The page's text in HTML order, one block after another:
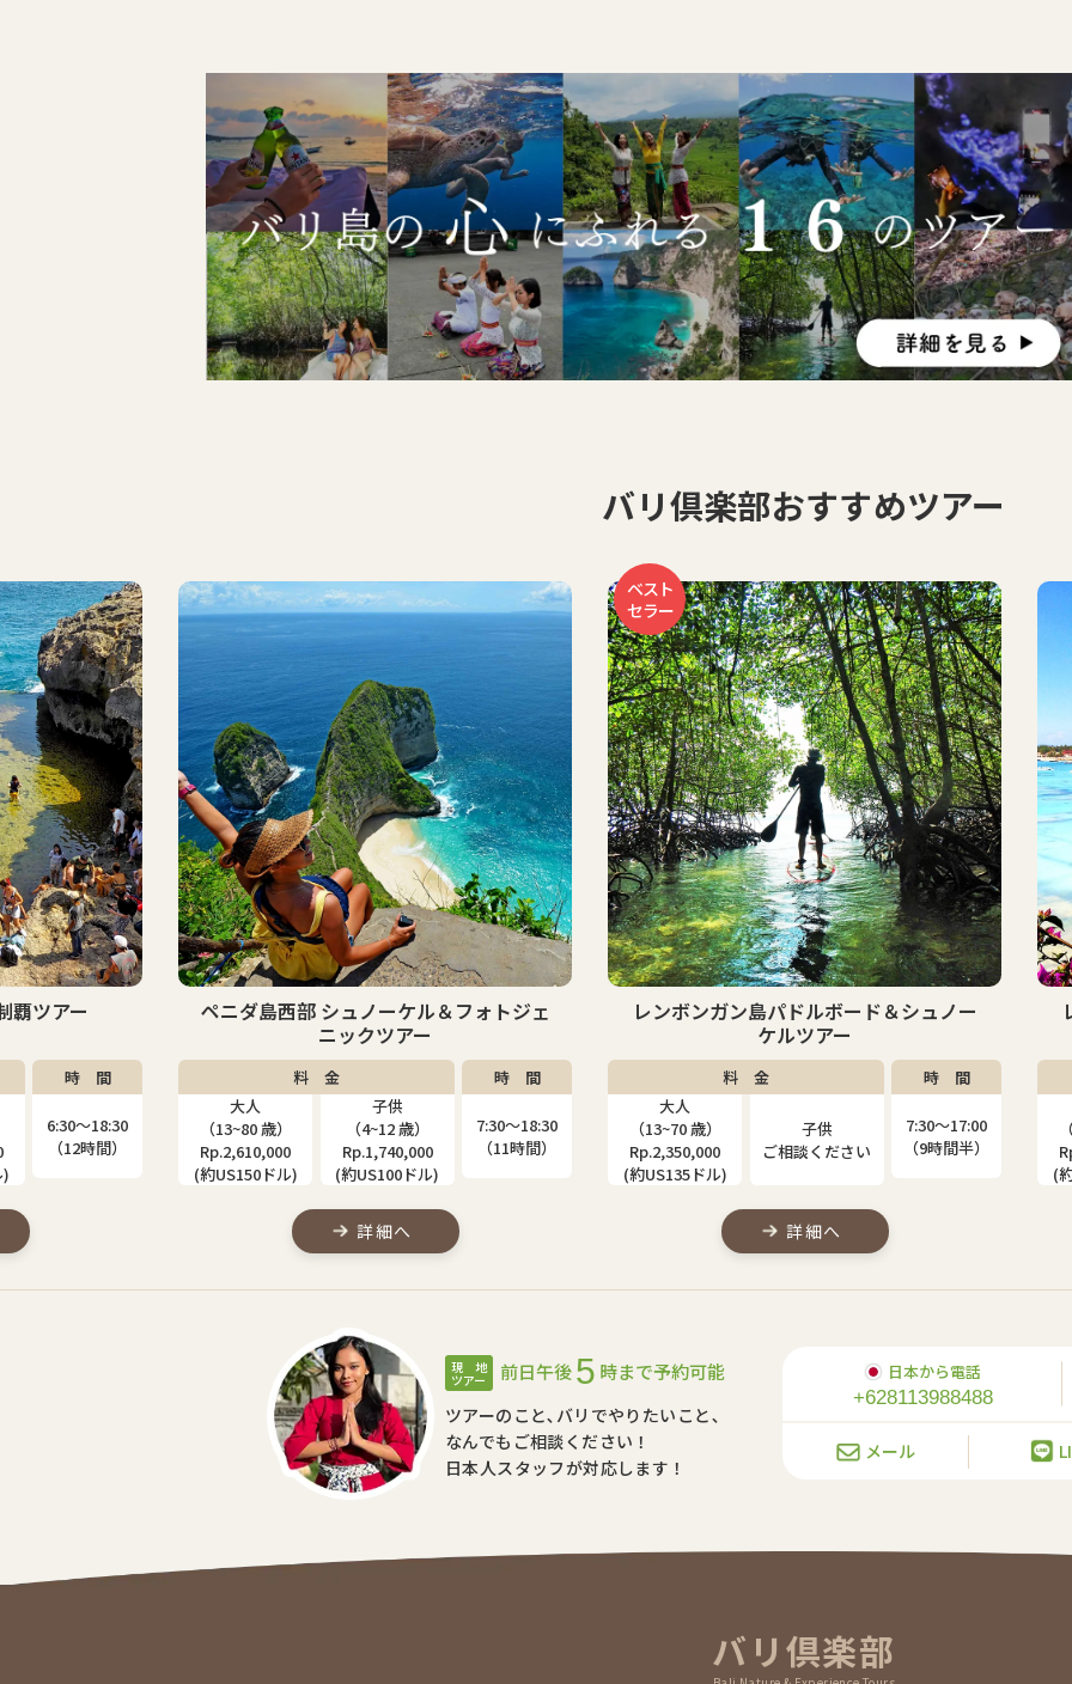
バリ倶楽部おすすめツアー
フォトジェ
時 間
7:30〜18:30
（11時間）
ベスト
セラー
レンボンガン島パドルボード＆シュノー
ケルツアー
料 金
大人
（13~70 歳）
Rp.2,350,000
(約US135ドル)
子供
ご相談ください
時 間
7:30〜17:00
（9時間半）
詳細へ
レンボンガン島マングローブ＆シュノー
ケルツアー
料 金
大人
（13~80 歳）
Rp.2,000,000
(約US115ドル)
（4~12 歳）
Rp.1,310,000
時 間
7:30〜17:00
（9時間半）
詳細へ
(
現 地
ツアー 前日午後5 時まで予約可能
ツアーのこと､バリでやりたいこと､
なんでもご相談ください！
日本人スタッフが対応します！
日本から電話
+628113988488
メール
バリ倶楽部